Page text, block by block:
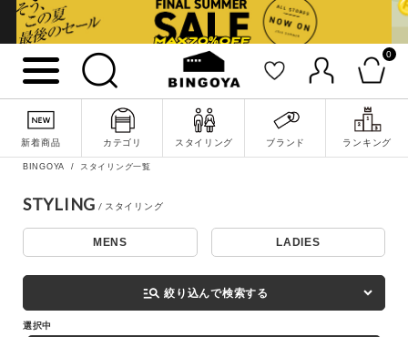
0
新着商品 カテゴリ スタイリング ブランド ランキング
詳細検索
キーワード
BINGOYA スタイリング一覧
STYLING
MENS LADIES
manage_search 絞り込んで検索する